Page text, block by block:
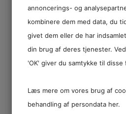
information om disse
specialtand.dk
Tandeftersyn
Tandrensning
Paradentose
annoncerings- og
kombinere dem med data, du
givet dem eller de har
din brug af deres tjenester.
'OK' giver du samtykke til disse
Læs mere om vores brug af
behandling af persondata her.